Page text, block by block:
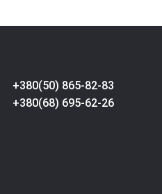
+380(50) 865-82-83
+380(68) 695-62-26